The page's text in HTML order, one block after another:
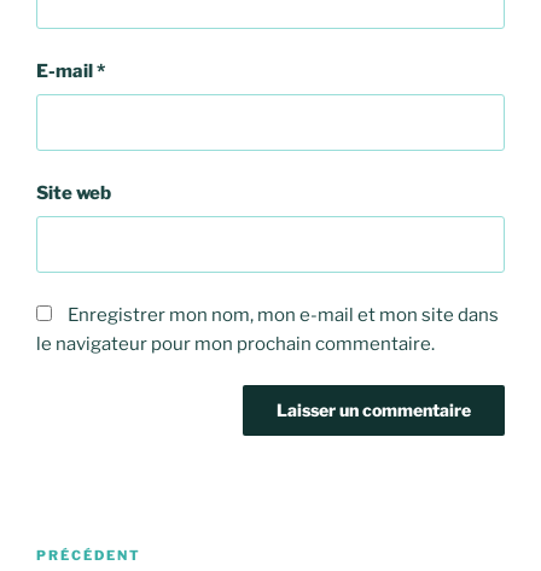
E-mail*
Site web
Enregistrer mon nom, mon e-mail et mon site dans
le navigateur pour mon prochain commentaire.
Navigation
Article
PRÉCÉDENT